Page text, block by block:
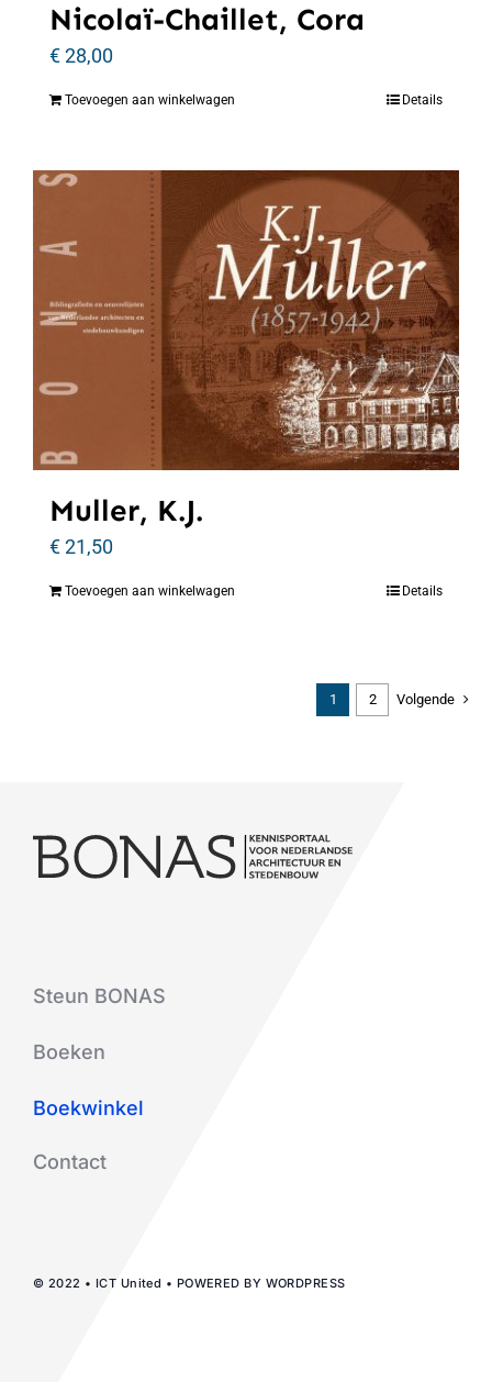
Nicolaï-Chaillet, Cora
€28,00
Toevoegen aan winkelwagen Details
Muller, K.J.
€21,50
Toevoegen aan winkelwagen Details
1 2 Volgende
Steun BONAS
Boeken
Boekwinkel
Contact
© 2022 • ICT United • POWERED BY WORDPRESS